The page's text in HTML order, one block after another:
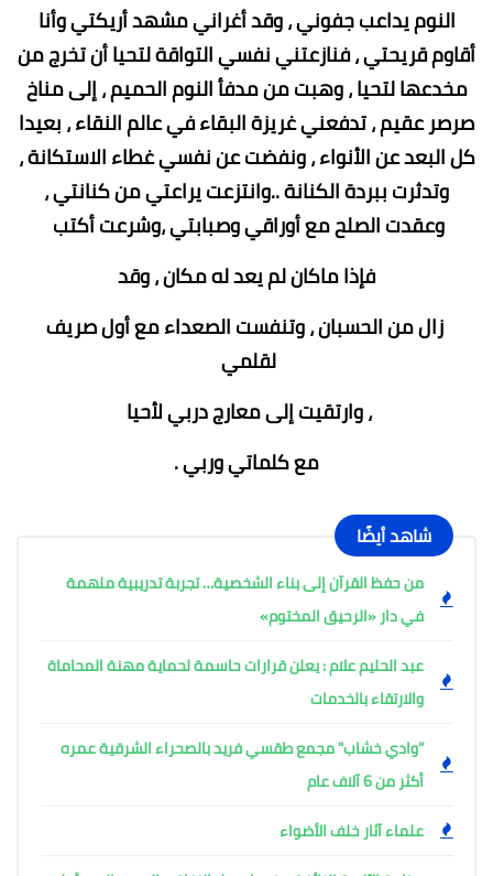
النوم يداعب جفوني ، وقد أغراني مشهد أريكتي وأنا
أقاوم قريحتي ، فنازعتني نفسي التواقة لتحيا أن تخرج من
مخدعها لتحيا ، وهبت من مدفأ النوم الحميم ، إلى مناخ
صرصر عقيم ، تدفعني غريزة البقاء في عالم النقاء ، بعيدا
كل البعد عن الأنواء ، ونفضت عن نفسي غطاء الاستكانة ،
وتدثرت ببردة الكنانة ..وانتزعت يراعتي من كنانتي ،
وعقدت الصلح مع أوراقي وصبابتي ،وشرعت أكتب
فإذا ماكان لم يعد له مكان ، وقد
زال من الحسبان ، وتنفست الصعداء مع أول صريف
لقلمي
، وارتقيت إلى معارج دربي لأحيا
مع كلماتي وربي .
شاهد أيضًا
من حفظ القرآن إلى بناء الشخصية… تجربة تدريبية ملهمة
في دار «الرحيق المختوم»
عبد الحليم علام : يعلن قرارات حاسمة لحماية مهنة المحاماة
والارتقاء بالخدمات
"وادي خشاب" مجمع طقسي فريد بالصحراء الشرقية عمره
أكثر من 6 آلاف عام
علماء آثار خلف الأضواء